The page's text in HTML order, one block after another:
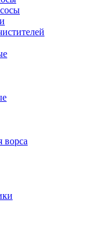
ворса